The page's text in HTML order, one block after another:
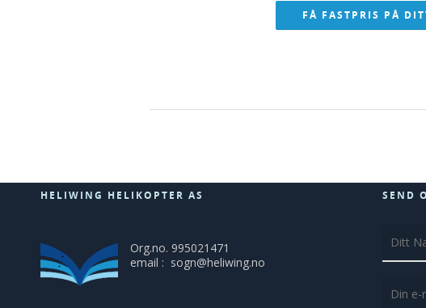
FÅ FASTPRIS PÅ
HELIWING HELIKOPTER AS
Org.no. 995021471
email : sogn@heliwing.no
SEND